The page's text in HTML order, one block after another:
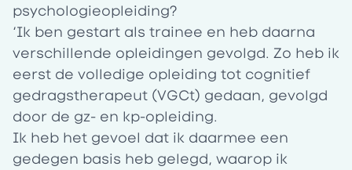
psychologieopleiding?
‘Ik ben gestart als trainee en heb daarna
verschillende opleidingen gevolgd. Zo heb ik
eerst de volledige opleiding tot cognitief
gedragstherapeut (VGCt) gedaan, gevolgd
door de gz- en kp-opleiding.
Ik heb het gevoel dat ik daarmee een
gedegen basis heb gelegd, waarop ik